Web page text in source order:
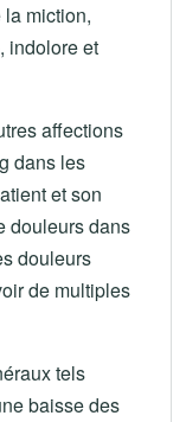
la miction,
indolore et
affections
dans les
et son
douleurs dans
douleurs
de multiples
tels
baisse des